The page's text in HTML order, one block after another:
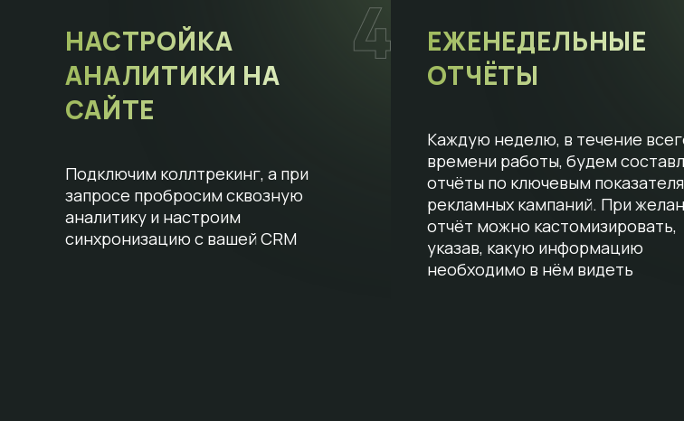
НАСТРОЙКА
АНАЛИТИКИ НА
САЙТЕ
Подключим коллтрекинг, а при
запросе пробросим сквозную
аналитику и настроим
синхронизацию с вашей CRM
ЕЖЕНЕДЕЛЬНЫЕ
ОТЧЁТЫ
Каждую неделю, в течение
времени работы, будем
отчёты по ключевым
рекламных кампаний. При
отчёт можно кастомизировать,
указав, какую информацию
необходимо в нём видеть